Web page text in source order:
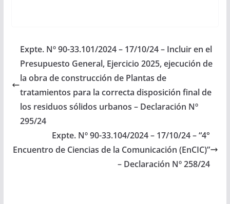
Nueva Unidad
Educativa de nivel
primario en la localidad
de Santa…
Expte. Nº 90-33.101/2024 – 17/10/24 – Incluir en el
Presupuesto General, Ejercicio 2025, ejecución de
la obra de construcción de Plantas de
tratamientos para la correcta disposición final de
los residuos sólidos urbanos – Declaración Nº
295/24
Expte. Nº 90-33.104/2024 – 17/10/24 – “4°
Encuentro de Ciencias de la Comunicación (EnCIC)”
– Declaración Nº 258/24